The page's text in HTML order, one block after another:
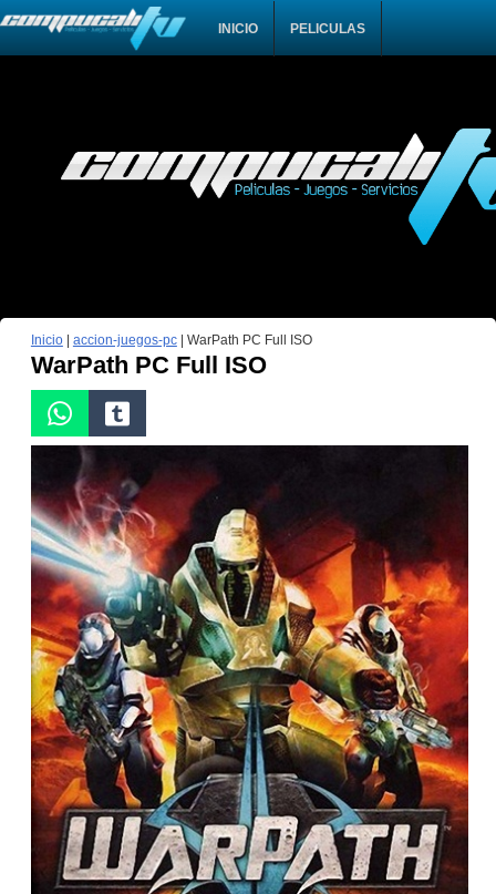
INICIO PELICULAS
Inicio| accion-juegos-pc| WarPath PC Full ISO
WarPath PC Full ISO